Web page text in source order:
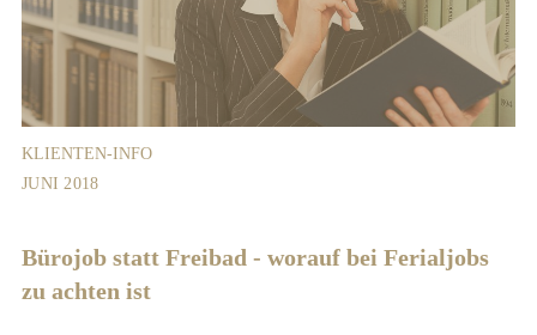
KLIENTEN-INFO
JUNI 2018
Bürojob statt Freibad - worauf bei Ferialjobs
zu achten ist